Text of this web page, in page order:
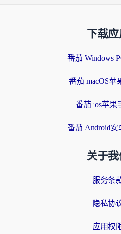
下载应
番茄 Windows
番茄 macOS苹
番茄 ios苹果
番茄 Android安
关于我
服务条
隐私协
应用权